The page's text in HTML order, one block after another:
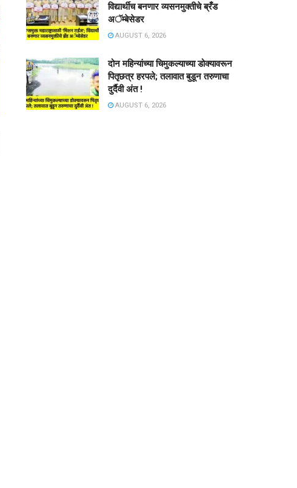
विद्यार्थीच बनणार व्यसनमुक्तीचे ब्रँड
अॅम्बेसेडर
AUGUST 6, 2026
दोन महिन्यांच्या चिमुकल्याच्या डोक्यावरून
पितृछत्र हरपले; तलावात बुडून तरुणाचा
दुर्दैवी अंत !
AUGUST 6, 2026